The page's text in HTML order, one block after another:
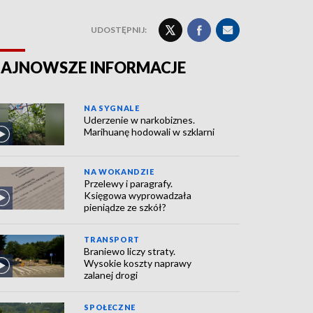
UDOSTĘPNIJ:
INFORMACJE
NA SYGNALE
Uderzenie w narkobiznes.
Marihuanę hodowali w szklarni
NA WOKANDZIE
Przelewy i paragrafy.
Księgowa wyprowadzała
pieniądze ze szkół?
TRANSPORT
Braniewo liczy straty.
Wysokie koszty naprawy
zalanej drogi
SPOŁECZNE